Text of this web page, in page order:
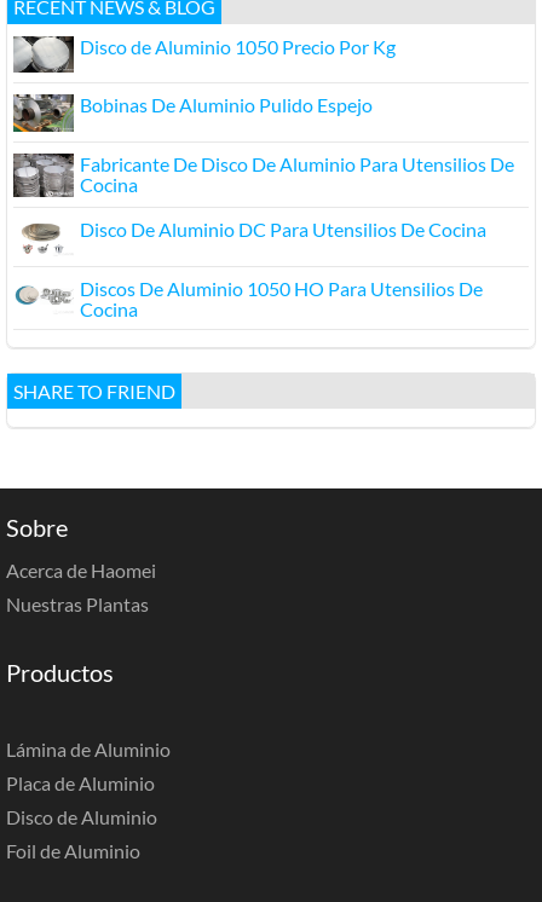
RECENT NEWS & BLOG
Disco de Aluminio 1050 Precio Por Kg
Bobinas De Aluminio Pulido Espejo
Fabricante De Disco De Aluminio Para Utensilios De
Cocina
Disco De Aluminio DC Para Utensilios De Cocina
Discos De Aluminio 1050 HO Para Utensilios De
Cocina
SHARE TO FRIEND
Sobre
Acerca de Haomei
Nuestras Plantas
Productos
Lámina de Aluminio
Placa de Aluminio
Disco de Aluminio
Foil de Aluminio